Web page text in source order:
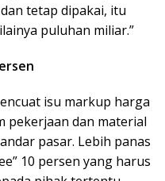
tetap dipakai, itu
puluhan miliar.”
isu markup harga
pekerjaan dan material
pasar. Lebih panas
10 persen yang harus